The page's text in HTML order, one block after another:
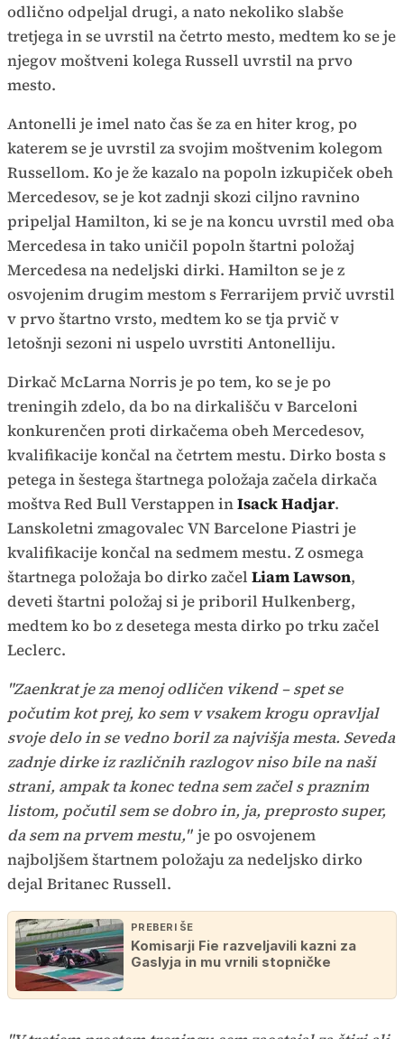
odlično odpeljal drugi, a nato nekoliko slabše
tretjega in se uvrstil na četrto mesto, medtem ko se je
njegov moštveni kolega Russell uvrstil na prvo
mesto.
Antonelli je imel nato čas še za en hiter krog, po
katerem se je uvrstil za svojim moštvenim kolegom
Russellom. Ko je že kazalo na popoln izkupiček obeh
Mercedesov, se je kot zadnji skozi ciljno ravnino
pripeljal Hamilton, ki se je na koncu uvrstil med oba
Mercedesa in tako uničil popoln štartni položaj
Mercedesa na nedeljski dirki. Hamilton se je z
osvojenim drugim mestom s Ferrarijem prvič uvrstil
v prvo štartno vrsto, medtem ko se tja prvič v
letošnji sezoni ni uspelo uvrstiti Antonelliju.
Dirkač McLarna Norris je po tem, ko se je po
treningih zdelo, da bo na dirkališču v Barceloni
konkurenčen proti dirkačema obeh Mercedesov,
kvalifikacije končal na četrtem mestu. Dirko bosta s
petega in šestega štartnega položaja začela dirkača
moštva Red Bull Verstappen inIsack Hadjar.
Lanskoletni zmagovalec VN Barcelone Piastri je
kvalifikacije končal na sedmem mestu. Z osmega
štartnega položaja bo dirko začel Liam Lawson,
deveti štartni položaj si je priboril Hulkenberg,
medtem ko bo z desetega mesta dirko po trku začel
Leclerc.
"Zaenkrat je za menoj odličen vikend – spet se
počutim kot prej, ko sem v vsakem krogu opravljal
svoje delo in se vedno boril za najvišja mesta. Seveda
zadnje dirke iz različnih razlogov niso bile na naši
strani, ampak ta konec tedna sem začel s praznim
listom, počutil sem se dobro in, ja, preprosto super,
da sem na prvem mestu," je po osvojenem
najboljšem štartnem položaju za nedeljsko dirko
dejal Britanec Russell.
PREBERI ŠE
Komisarji Fie razveljavili kazni za
Gaslyja in mu vrnili stopničke